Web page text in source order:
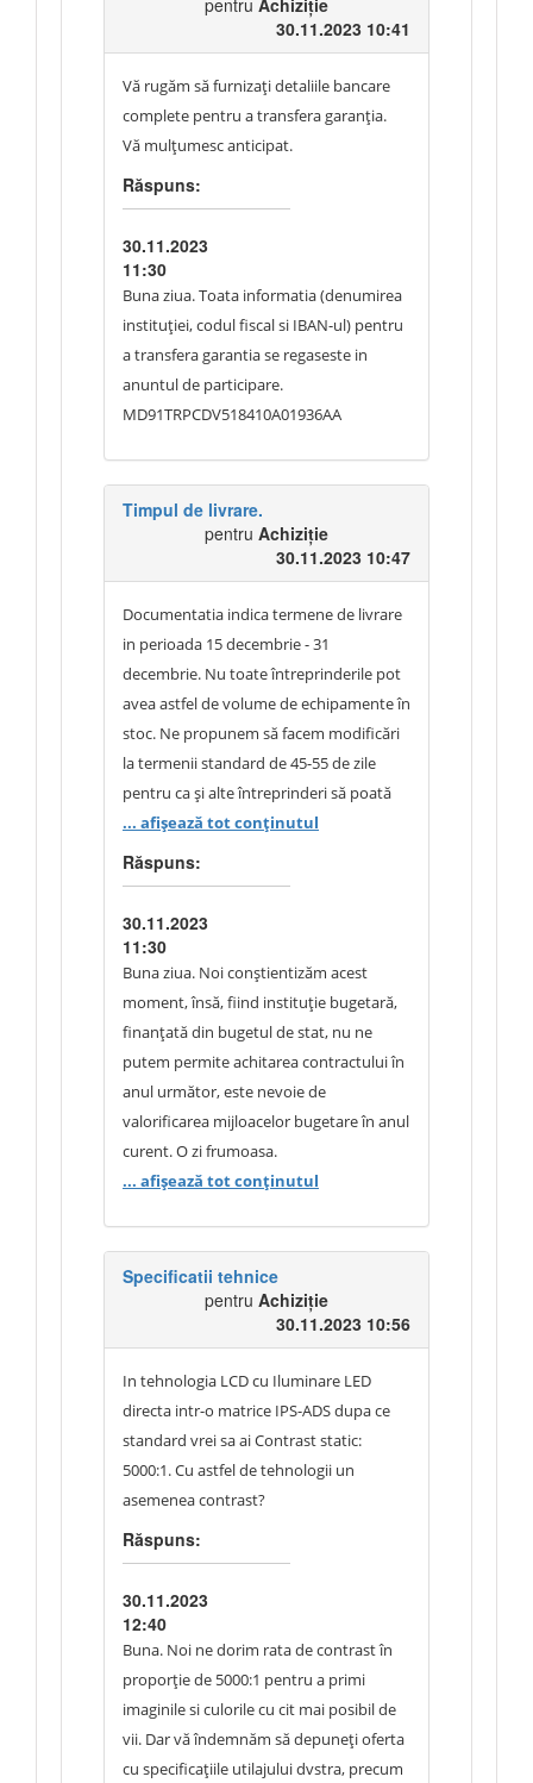
pentru Achiziție
30.11.2023 10:41
Vă rugăm să furnizați detaliile bancare
complete pentru a transfera garanția.
Vă mulțumesc anticipat.
Răspuns:
30.11.2023
11:30
Buna ziua. Toata informatia (denumirea
instituției, codul fiscal si IBAN-ul) pentru
a transfera garantia se regaseste in
anuntul de participare.
MD91TRPCDV518410A01936AA
Timpul de livrare.
pentru Achiziție
30.11.2023 10:47
Documentatia indica termene de livrare
in perioada 15 decembrie - 31
decembrie. Nu toate întreprinderile pot
avea astfel de volume de echipamente în
stoc. Ne propunem să facem modificări
la termenii standard de 45-55 de zile
pentru ca și alte întreprinderi să poată
participa la licitație.
... afișează tot conținutul
Răspuns:
30.11.2023
11:30
Buna ziua. Noi conștientizăm acest
moment, însă, fiind instituție bugetară,
finanțată din bugetul de stat, nu ne
putem permite achitarea contractului în
anul următor, este nevoie de
valorificarea mijloacelor bugetare în anul
curent. O zi frumoasa.
... afișează tot conținutul
Specificatii tehnice
pentru Achiziție
30.11.2023 10:56
In tehnologia LCD cu Iluminare LED
directa intr-o matrice IPS-ADS dupa ce
standard vrei sa ai Contrast static:
5000:1. Cu astfel de tehnologii un
asemenea contrast?
Răspuns:
30.11.2023
12:40
Buna. Noi ne dorim rata de contrast în
proporție de 5000:1 pentru a primi
imaginile si culorile cu cit mai posibil de
vii. Dar vă îndemnăm să depuneți oferta
cu specificațiile utilajului dvstra, precum